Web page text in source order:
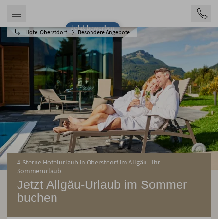
Jetzt bewerben
Hotel Oberstdorf Besondere Angebote
4-Sterne Hotelurlaub in Oberstdorf im Allgäu - Ihr
Sommerurlaub
Jetzt Allgäu-Urlaub im Sommer
buchen